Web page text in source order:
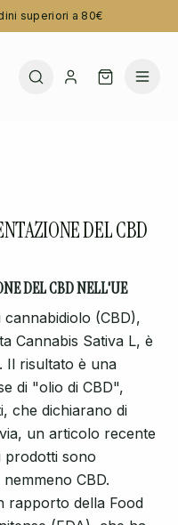
superiori a 80€
DEL CBD
DEL CBD NELL'UE
(CBD),
Cannabis Sativa L, è
Il risultato è una
di "olio di CBD",
che dichiarano di
un articolo recente
prodotti sono
CBD.
rapporto della Food